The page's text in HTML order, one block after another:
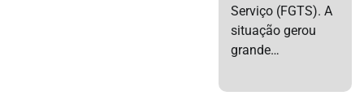
Serviço (FGTS). A
situação gerou
grande…